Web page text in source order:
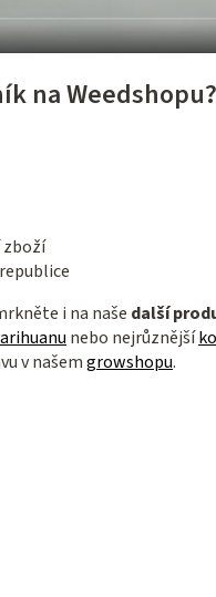
na Weedshopu?
zboží
i na naše další
nebo nejrůznější
v našemgrowshopu.